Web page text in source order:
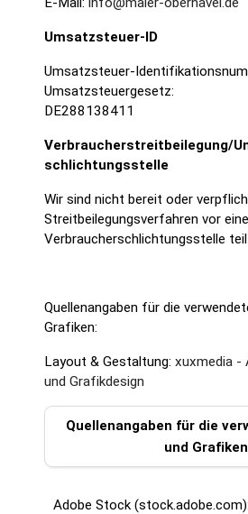
Umsatzsteuer-ID
Umsatzsteuer-
Umsatzsteuergesetz:
DE288138411
Verbraucher­streit­beilegung/
schlichtungs­stelle
Wir sind nicht bereit oder
Streitbeilegungsverfahren vor
Verbraucherschlichtungsstelle
Quellenangaben für die
Grafiken:
Layout & Gestaltung: xuxmedia -
und Grafikdesign
Quellenangaben für die
und
Adobe Stock (stock.adobe.com):